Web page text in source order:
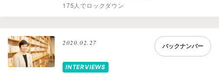
175人でロックダウン
2020.02.27 バックナンバー
INTERVIEWS